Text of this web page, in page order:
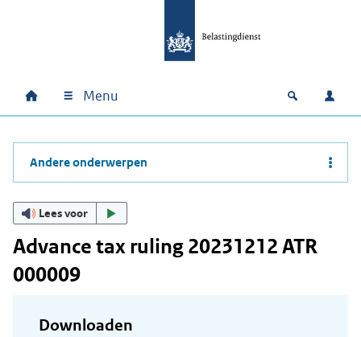
Hoofdnavigatie
Home Menu Open
Andere onderwerpen
Lees voor
Advance tax ruling 20231212 ATR
000009
Downloaden